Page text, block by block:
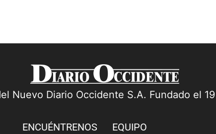
Nuevo Diario Occidente S.A. Fundado el
ENCUÉNTRENOS EQUIPO